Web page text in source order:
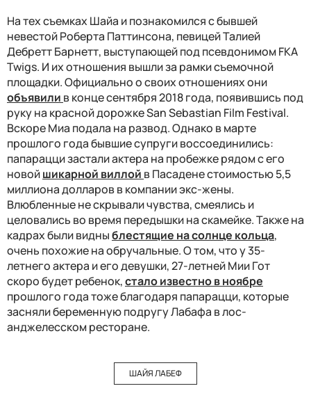
На тех съемках Шайа и познакомился с бывшей
невестой Роберта Паттинсона, певицей Талией
Дебретт Барнетт, выступающей под псевдонимом FKA
Twigs. И их отношения вышли за рамки съемочной
площадки. Официально о своих отношениях они
объявили в конце сентября 2018 года, появившись под
руку на красной дорожке San Sebastian Film Festival.
Вскоре Миа подала на развод. Однако в марте
прошлого года бывшие супруги воссоединились:
папарацци застали актера на пробежке рядом с его
новойшикарной виллой в Пасадене стоимостью 5,5
миллиона долларов в компании экс-жены.
Влюбленные не скрывали чувства, смеялись и
целовались во время передышки на скамейке. Также на
кадрах были видныблестящие на солнце кольца,
очень похожие на обручальные.О том, что у 35-
летнего актера и его девушки, 27-летней Мии Гот
скоро будет ребенок,стало известно в ноябре
прошлого года тоже благодаря папарацци, которые
засняли беременную подругу Лабафа в лос-
анджелесском ресторане.
ШАЙЯ ЛАБЕФ